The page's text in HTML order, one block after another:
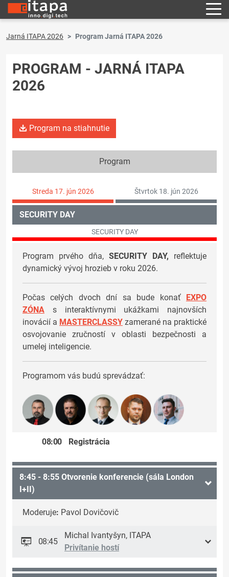
Jarná ITAPA 2026 Program Jarná ITAPA 2026
PROGRAM - JARNÁ ITAPA
2026
Program na stiahnutie
Program
Streda 17. jún 2026 Štvrtok 18. jún 2026
SECURITY DAY
SECURITY DAY
Program prvého dňa, SECURITY DAY, reflektuje
dynamický vývoj hrozieb v roku 2026.
Počas celých dvoch dní sa bude konať
EXPO
ZÓNA
s interaktívnymi ukážkami najnovších
inovácií a MASTERCLASSY zamerané na praktické
osvojovanie zručností v oblasti bezpečnosti a
umelej inteligencie.
Programom vás budú sprevádzať:
08:00 Registrácia
8:45 - 8:55 Otvorenie konferencie (sála London
I+II)
Moderuje: Pavol Dovičovič
08:45
Michal Ivantyšyn, ITAPA
Privítanie hostí